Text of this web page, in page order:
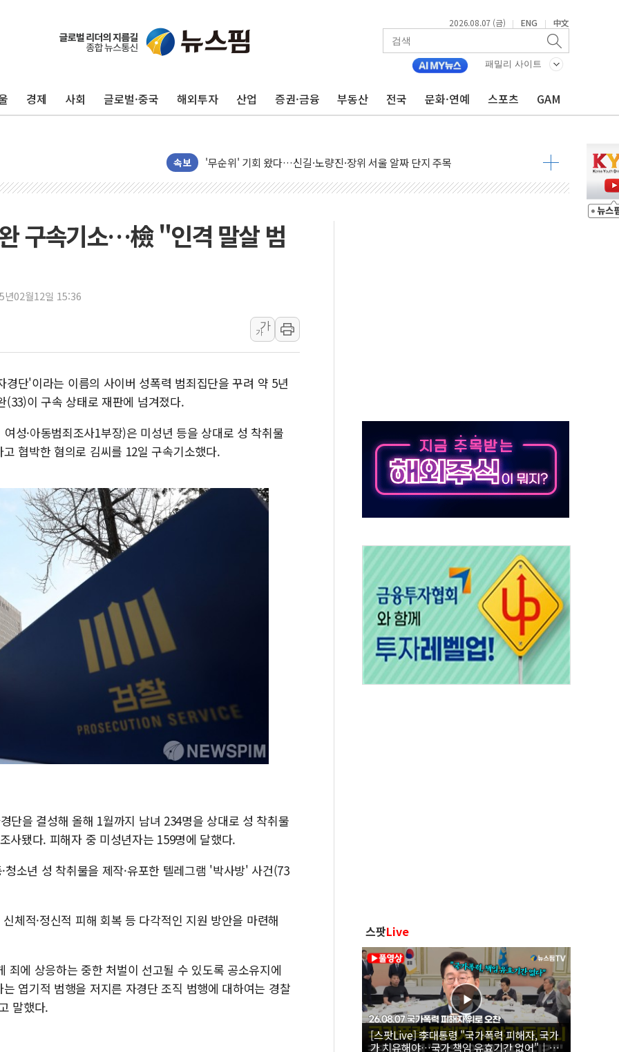
2026.08.07 (금) | ENG | 中文
패밀리 사이트
경제 사회 글로벌·중국 해외투자 산업 증권·금융 부동산 전국 문화·연예 스포츠 GAM
속보
KDB생명 본입찰 3파전…한화·흥국·한투 참여
반도체공학회 "R&D직 주 52시간제 개선해야…기술격차 확대 막아야"
현대카드, 박재범·실리카겔 등 8~9월 공연 라인업 공개
[르포] 육군, 2031년까지 3개 보급단 '1등급 스마트 물류센터' 전환
SK하이닉스, 주주환원 속도…"3분기 추가 방안 발표"
'무순위' 기회 왔다…신길·노량진·장위 서울 알짜 단지 주목
IPARK현대산업개발, 노원구 어르신에 삼계탕 배식 봉사
현대해상, 유튜브 양육 콘텐츠 '소셜아이어워드' 대상 수상
[컨콜] 롯데케미칼, "LPG 투입 비중 37%…하반기 확대 추진"
대형 저축은행 4%대 예금 사라진다, OK·애큐온·페퍼만 남아
서울 노원 40.2도…8년 만에 서울서 40도 넘어
한전, 한전기술지주 출범…에너지 유니콘기업 본격 육성
[중국증시 마감] CPO∙PCB∙CRO가 이끈 '기술주 상승장'
구속기소…檢 "인격 말살 범
년02월12일 15:36
가
가
단'이라는 이름의 사이버 성폭력 범죄집단을 꾸려 약 5년
이 구속 상태로 재판에 넘겨졌다.
성·아동범죄조사1부장)은 미성년 등을 상대로 성 착취물
협박한 혐의로 김씨를 12일 구속기소했다.
단을 결성해 올해 1월까지 남녀 234명을 상대로 성 착취물
사됐다. 피해자 중 미성년자는 159명에 달했다.
소년 성 착취물을 제작·유포한 텔레그램 '박사방' 사건(73
체적·정신적 피해 회복 등 다각적인 지원 방안을 마련해
에 상응하는 중한 처벌이 선고될 수 있도록 공소유지에
엽기적 범행을 저지른 자경단 조직 범행에 대하여는 경찰
말했다.
스팟Live
[스팟Live] 李대통령 "국가폭력 피해자, 국가
가 치유해야…국가 책임 유효기간 없어"｜